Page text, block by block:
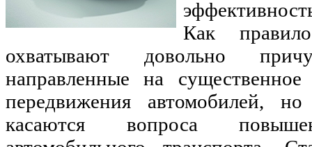
Как
охватывают довольно
направленные на существенное
передвижения автомобилей,
касаются вопроса